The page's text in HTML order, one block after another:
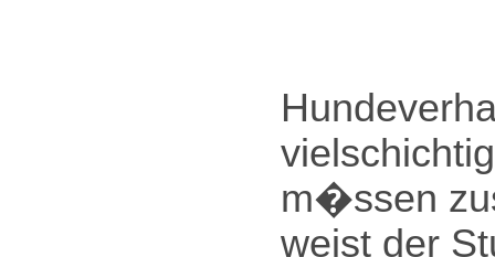
m�ssen
weist der